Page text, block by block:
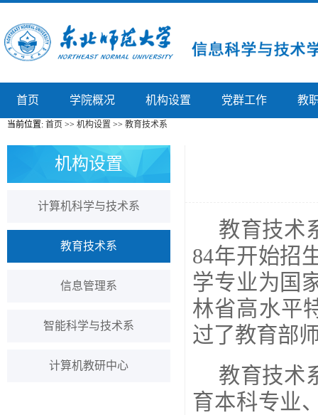
首页 学院概况 机构设置 党群工作 教
当前位置: 首页 >> 机构设置 >> 教育技术系
机构设置
计算机科学与技术系
教育技术系
信息管理系
智能科学与技术系
计算机教研中心
教育技术
84年开始招
学专业为国
林省高水平
过了教育部
教育技术
育本科专业